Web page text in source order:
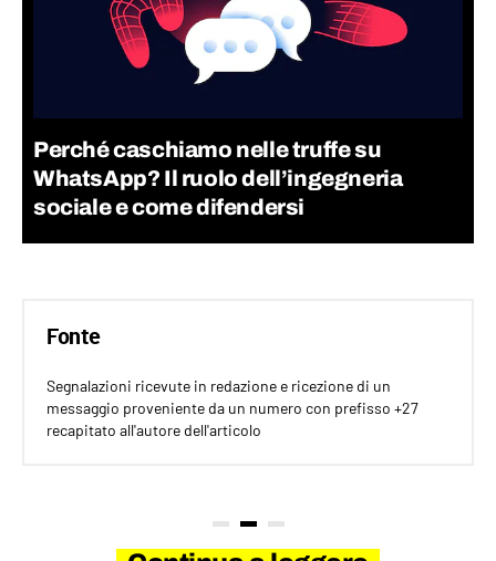
Perché caschiamo nelle truffe su
WhatsApp? Il ruolo dell’ingegneria
sociale e come difendersi
Fonte
Segnalazioni ricevute in redazione e ricezione di un
messaggio proveniente da un numero con prefisso +27
recapitato all'autore dell'articolo